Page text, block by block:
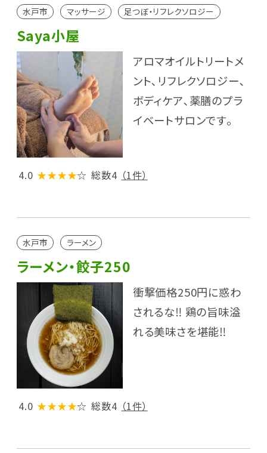
水戸市 マッサージ 足つぼ・リフレクソロジー
Saya小屋
アロマオイルトリートメ
ント､リフレクソロジー､
ボディケア､薬膳のプラ
イベートサロンです｡
4.0 ★★★★☆ 総数4 （1件）
水戸市 ラーメン
ラーメン・餃子250
衝撃価格250円に惑わ
されるな‼ 鶏の旨味溢
れる美味さを堪能‼
4.0 ★★★★☆ 総数4 （1件）